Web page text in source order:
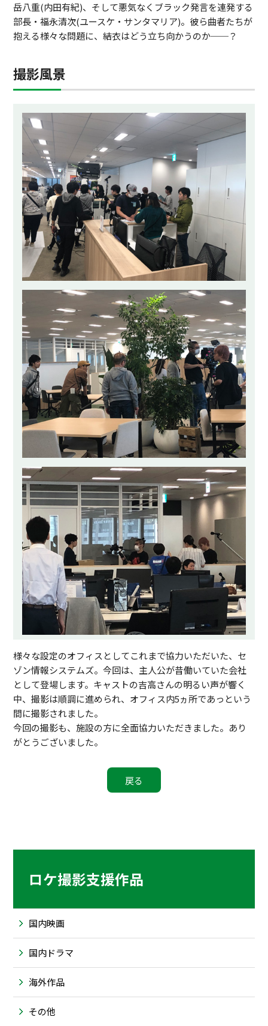
岳八重(内田有紀)、そして悪気なくブラック発言を連発する
部長・福永清次(ユースケ・サンタマリア)。彼ら曲者たちが
抱える様々な問題に、結衣はどう立ち向かうのか──？
撮影風景
様々な設定のオフィスとしてこれまで協力いただいた、セ
ゾン情報システムズ。今回は、主人公が昔働いていた会社
として登場します。キャストの吉高さんの明るい声が響く
中、撮影は順調に進められ、オフィス内5ヵ所であっという
間に撮影されました。
今回の撮影も、施設の方に全面協力いただきました。あり
がとうございました。
ロケ撮影支援作品
国内映画
国内ドラマ
海外作品
その他